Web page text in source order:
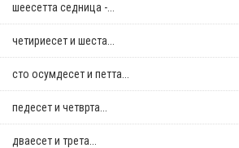
шеесетта седница -...
четириесет и шеста...
сто осумдесет и петта...
педесет и четврта...
дваесет и трета...